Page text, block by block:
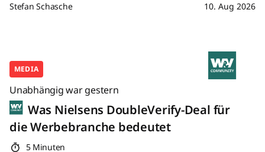
Stefan Schasche 10. Aug 2026
MEDIA
Unabhängig war gestern
Was Nielsens DoubleVerify-Deal für
die Werbebranche bedeutet
5 Minuten